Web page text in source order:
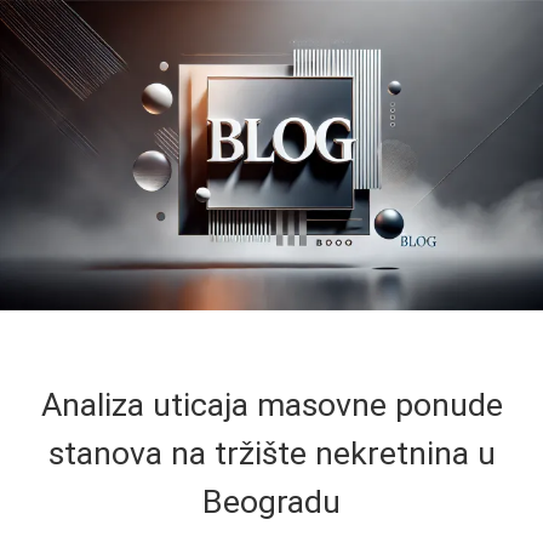
Analiza uticaja masovne ponude
stanova na tržište nekretnina u
Beogradu